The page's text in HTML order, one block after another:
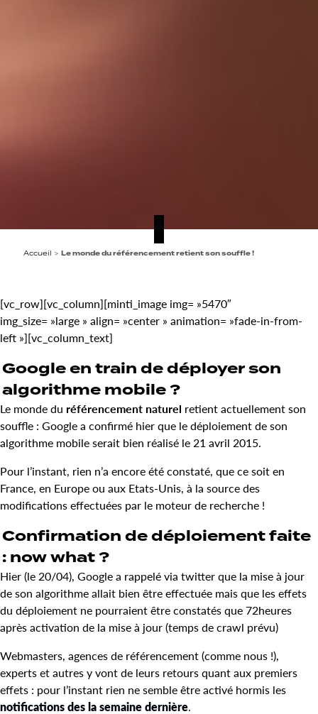
Accueil > Le monde du référencement retient son souffle !
[vc_row][vc_column][minti_image img= »5470″
img_size= »large » align= »center » animation= »fade-in-from-
left »][vc_column_text]
Google en train de déployer son
algorithme mobile ?
Le monde du référencement naturel retient actuellement son
souffle : Google a confirmé hier que le déploiement de son
algorithme mobile serait bien réalisé le 21 avril 2015.
Pour l’instant, rien n’a encore été constaté, que ce soit en
France, en Europe ou aux Etats-Unis, à la source des
modifications effectuées par le moteur de recherche !
Confirmation de déploiement faite
: now what ?
Hier (le 20/04), Google a rappelé via twitter que la mise à jour
de son algorithme allait bien être effectuée mais que les effets
du déploiement ne pourraient être constatés que 72heures
après activation de la mise à jour (temps de crawl prévu)
Webmasters, agences de référencement (comme nous !),
experts et autres y vont de leurs retours quant aux premiers
effets : pour l’instant rien ne semble être activé hormis les
notifications des la semaine dernière.